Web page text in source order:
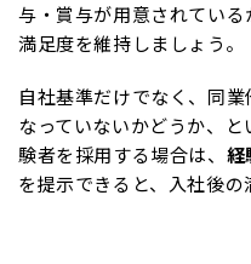
与・賞与が用意されている
満足度を維持しましょう。
自社基準だけでなく、同
なっていないかどうか、
験者を採用する場合は、 経
を提示できると、入社後の